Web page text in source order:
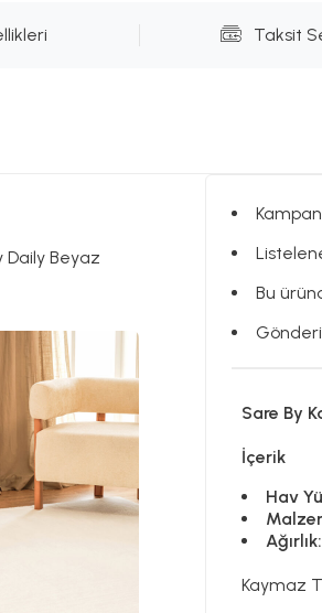
Taksit
Daily Beyaz
Bu
Sare By
İçerik
Hav
Ağırlık:
Kaymaz